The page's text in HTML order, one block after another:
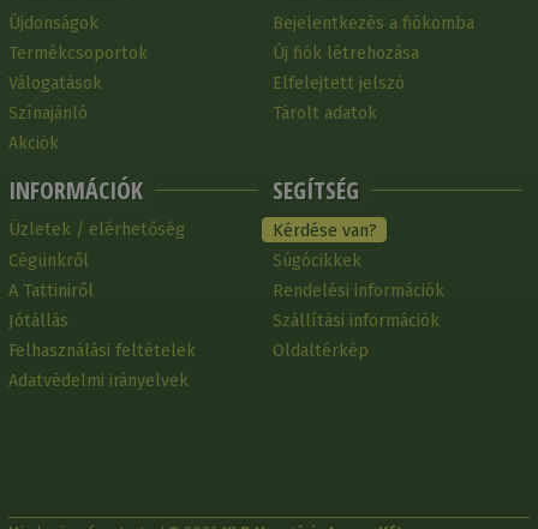
Újdonságok
Termékcsoportok
Válogatások
Színajánló
Akciók
INFORMÁCIÓK
Üzletek / elérhetőség
Cégünkről
A Tattiniről
Jótállás
Felhasználási feltételek
Adatvédelmi irányelvek
Bejelentkezés a fiókomba
Új fiók létrehozása
Elfelejtett jelszó
Tárolt adatok
SEGÍTSÉG
Kérdése van?
Súgócikkek
Rendelési információk
Szállítási információk
Oldaltérkép